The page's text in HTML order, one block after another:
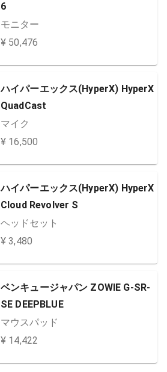
6
モニター
¥ 50,476
ハイパーエックス(HyperX) HyperX
QuadCast
マイク
¥ 16,500
ハイパーエックス(HyperX) HyperX
Cloud Revolver S
ヘッドセット
¥ 3,480
ベンキュージャパン ZOWIE G-SR-
SE DEEPBLUE
マウスパッド
¥ 14,422